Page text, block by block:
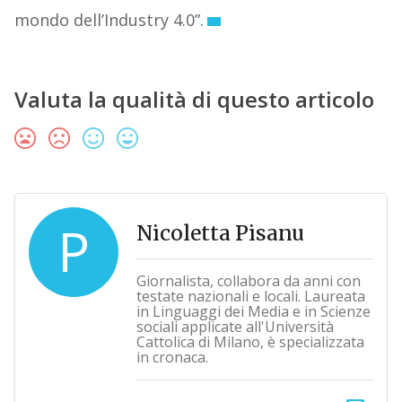
mondo dell’Industry 4.0”.
Valuta la qualità di questo articolo
P Nicoletta Pisanu
Giornalista, collabora da anni con
testate nazionali e locali. Laureata
in Linguaggi dei Media e in Scienze
sociali applicate all'Università
Cattolica di Milano, è specializzata
in cronaca.